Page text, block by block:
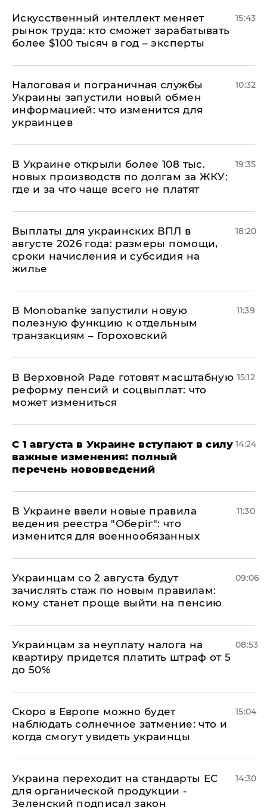
Искусственный интеллект меняет
рынок труда: кто сможет зарабатывать
более $100 тысяч в год – эксперты
15:43
Налоговая и пограничная службы
Украины запустили новый обмен
информацией: что изменится для
украинцев
10:32
В Украине открыли более 108 тыс.
новых производств по долгам за ЖКУ:
где и за что чаще всего не платят
19:35
Выплаты для украинских ВПЛ в
августе 2026 года: размеры помощи,
сроки начисления и субсидия на
жилье
18:20
В Мonobankе запустили новую
полезную функцию к отдельным
транзакциям – Гороховский
11:39
В Верховной Раде готовят масштабную
реформу пенсий и соцвыплат: что
может измениться
15:12
С 1 августа в Украине вступают в силу
важные изменения: полный
перечень нововведений
14:24
В Украине ввели новые правила
ведения реестра "Оберіг": что
изменится для военнообязанных
11:30
Украинцам со 2 августа будут
зачислять стаж по новым правилам:
кому станет проще выйти на пенсию
09:06
Украинцам за неуплату налога на
квартиру придется платить штраф от 5
до 50%
08:53
Скоро в Европе можно будет
наблюдать солнечное затмение: что и
когда смогут увидеть украинцы
15:04
Украина переходит на стандарты ЕС
для органической продукции -
Зеленский подписал закон
14:30